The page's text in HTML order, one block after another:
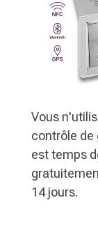
Vous
contrôle de
est temps
14 jours.